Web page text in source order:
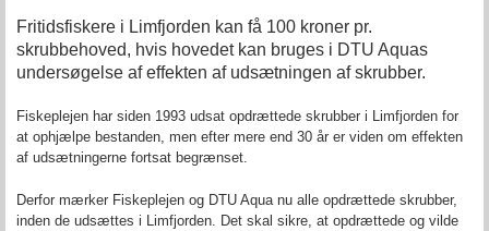
Fritidsfiskere i Limfjorden kan få 100 kroner pr.
skrubbehoved, hvis hovedet kan bruges i DTU Aquas
undersøgelse af effekten af udsætningen af skrubber.
Fiskeplejen har siden 1993 udsat opdrættede skrubber i Limfjorden for
at ophjælpe bestanden, men efter mere end 30 år er viden om effekten
af udsætningerne fortsat begrænset.
Derfor mærker Fiskeplejen og DTU Aqua nu alle opdrættede skrubber,
inden de udsættes i Limfjorden. Det skal sikre, at opdrættede og vilde